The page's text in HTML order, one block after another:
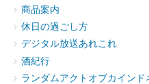
商品案内
休日の過ごし方
デジタル放送あれこれ
酒紀行
ランダムアクトオブカインド